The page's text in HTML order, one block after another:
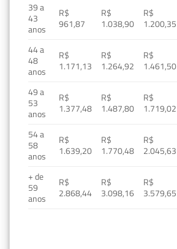
39 a
43
anos
R$
961,87
R$
1.038,90
R$
1.200,35
44 a
48
anos
R$
1.171,13
R$
1.264,92
R$
1.461,50
49 a
53
anos
R$
1.377,48
R$
1.487,80
R$
1.719,02
54 a
58
anos
R$
1.639,20
R$
1.770,48
R$
2.045,63
+ de
59
anos
R$
2.868,44
R$
3.098,16
R$
3.579,65